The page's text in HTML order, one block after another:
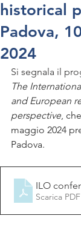
historical
Padova,
2024
Si segnala il
The
and European
perspective,
maggio 2024
Padova.
ILO
Scarica